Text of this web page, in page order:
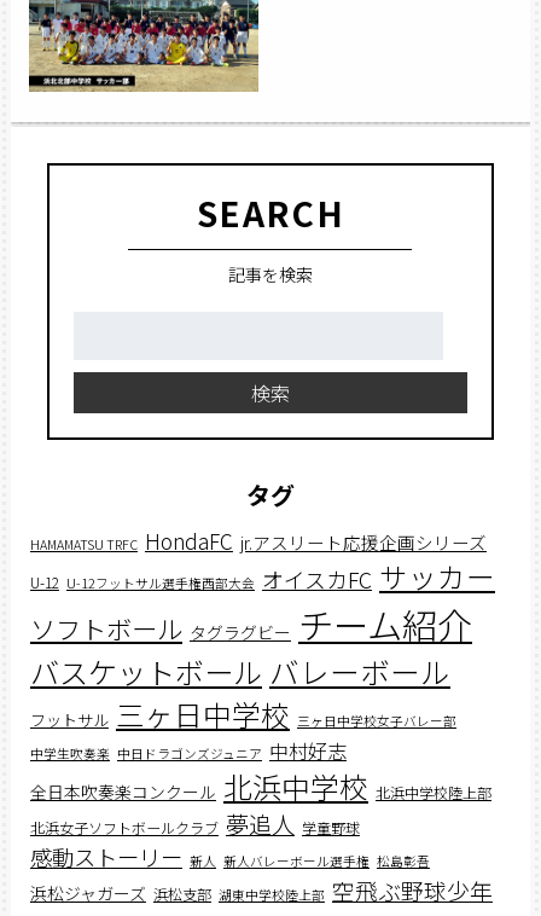
SEARCH
記事を検索
検索
タグ
HAMAMATSU TRFC HondaFC jr.アスリート応援企画シリーズ
U-12 U-12フットサル選手権西部大会 オイスカFC サッカー
ソフトボール タグラグビー チーム紹介
バスケットボール バレーボール
フットサル 三ヶ日中学校 三ヶ日中学校女子バレー部
中学生吹奏楽 中日ドラゴンズジュニア 中村好志
全日本吹奏楽コンクール 北浜中学校 北浜中学校陸上部
北浜女子ソフトボールクラブ 夢追人 学童野球
感動ストーリー 新人 新人バレーボール選手権 松島彰吾
浜松ジャガーズ 浜松支部 湖東中学校陸上部 空飛ぶ野球少年